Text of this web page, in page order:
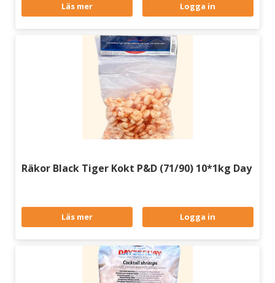
Läs mer Logga in
Räkor Black Tiger Kokt P&D (71/90) 10*1kg Day
Läs mer Logga in